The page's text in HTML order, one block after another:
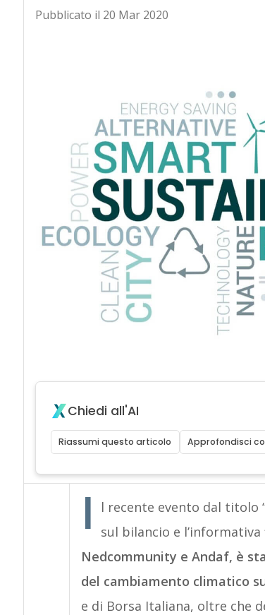
Pubblicato il 20 Mar 2020
Chiedi all'AI
Riassumi questo articolo Approfondisci
I
l recente evento dal titolo
sul bilancio e
Nedcommunity e Andaf, è
del cambiamento climatico
e di Borsa Italiana, oltre che